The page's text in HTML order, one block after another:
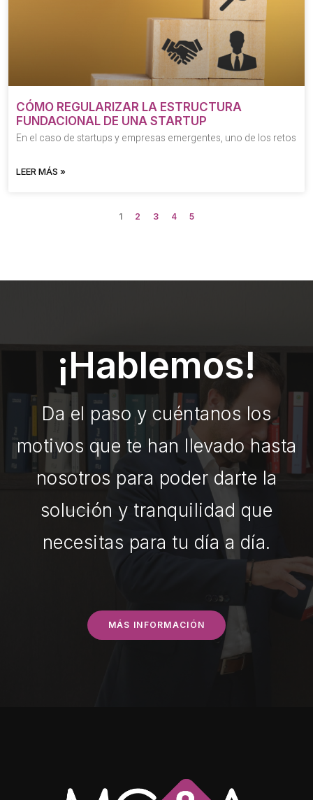
CÓMO REGULARIZAR LA ESTRUCTURA
FUNDACIONAL DE UNA STARTUP
En el caso de startups y empresas emergentes, uno de los retos
LEER MÁS »
1 2 3 4 5
¡Hablemos!
Da el paso y cuéntanos los
motivos que te han llevado hasta
nosotros para poder darte la
solución y tranquilidad que
necesitas para tu día a día.
MÁS INFORMACIÓN